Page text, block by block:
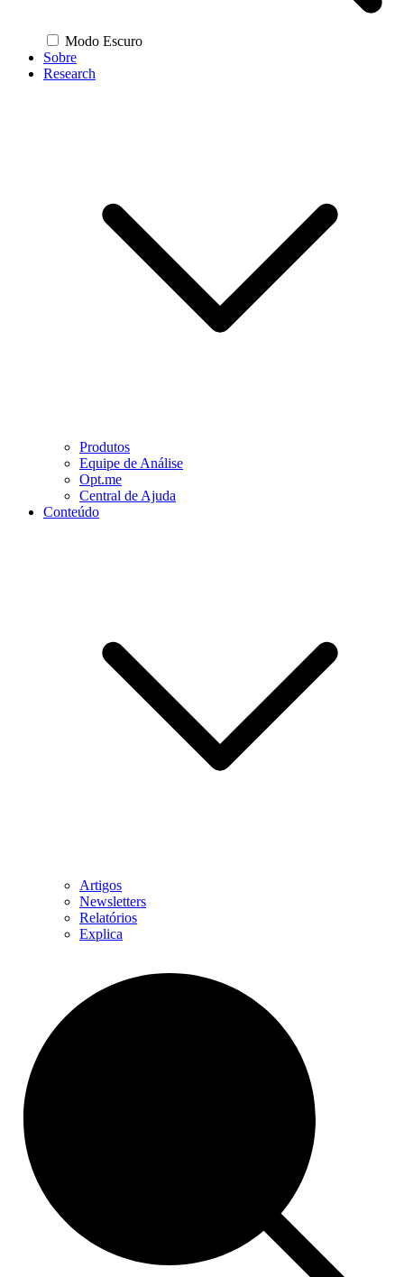
Modo Escuro
Sobre
Research
Produtos
Equipe de Análise
Opt.me
Central de Ajuda
Conteúdo
Artigos
Newsletters
Relatórios
Explica